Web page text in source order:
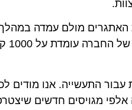
מולם עמדה במהלך
הקורונה הקימה וויזאייר 18 בסיסים חדשים והוסיפה 300 קווים נוספים מאז מרץ 2020. כעת רשת הקווים של החברה עומדת על 1000 קווים
התעשייה. אנו מודים לכל
כבר מצפים לקבל בברכה אלפי מגויסים חדשים שיצטרפו